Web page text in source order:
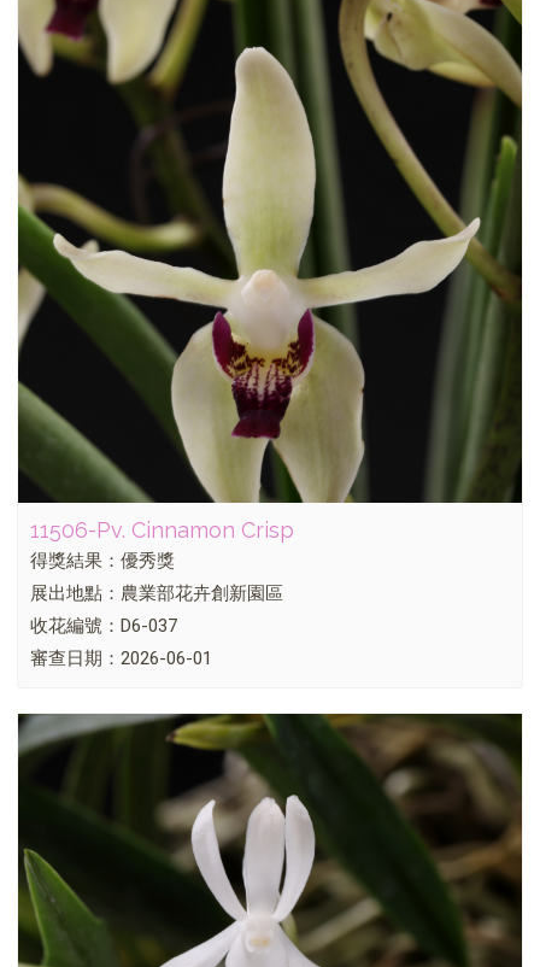
11506-Pv. Cinnamon Crisp
得獎結果：優秀獎
展出地點：農業部花卉創新園區
收花編號：D6-037
審查日期：2026-06-01